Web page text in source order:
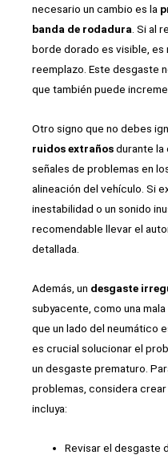
necesario un cambio es la
banda de rodadura . Si al
borde dorado es visible,
reemplazo. Este desgaste
que también puede
Otro signo que no debes
ruidos extrañosdurante la
señales de problemas en
alineación del vehículo. Si
inestabilidad o un sonido
recomendable llevar el
detallada.
Además, un desgaste
subyacente, como una
que un lado del neumático
es crucial solucionar el
un desgaste prematuro.
problemas, considera
incluya:
Revisar el desgaste